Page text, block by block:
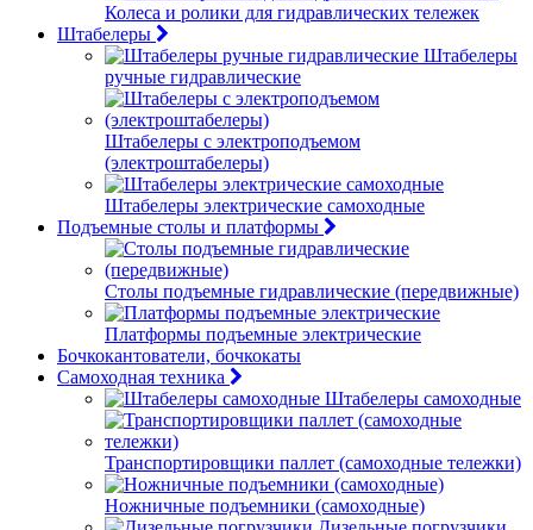
Колеса и ролики для гидравлических тележек
Штабелеры
Штабелеры
ручные гидравлические
Штабелеры с электроподъемом
(электроштабелеры)
Штабелеры электрические самоходные
Подъемные столы и платформы
Столы подъемные гидравлические (передвижные)
Платформы подъемные электрические
Бочкокантователи, бочкокаты
Самоходная техника
Штабелеры самоходные
Транспортировщики паллет (самоходные тележки)
Ножничные подъемники (самоходные)